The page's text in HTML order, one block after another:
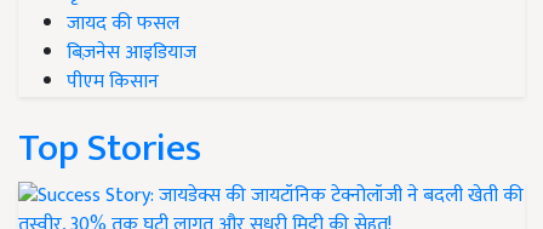
जायद की फसल
बिज़नेस आइडियाज
पीएम किसान
Top Stories